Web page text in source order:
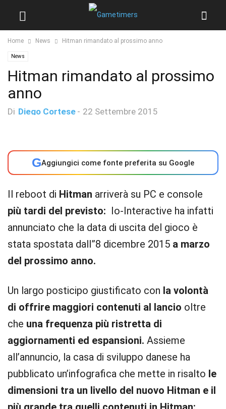
Home News Hitman rimandato al prossimo anno
News
Hitman rimandato al prossimo
anno
Di Diego Cortese - 22 Settembre 2015
GAggiungici come fonte preferita su Google
Il reboot di Hitman arriverà su PC e console
più tardi del previsto: Io-Interactive ha infatti
annunciato che la data di uscita del gioco è
stata spostata dall”8 dicembre 2015 a marzo
del prossimo anno.
Un largo posticipo giustificato con la volontà
di offrire maggiori contenuti al lancio oltre
che una frequenza più ristretta di
aggiornamenti ed espansioni. Assieme
all’annuncio, la casa di sviluppo danese ha
pubblicato un’infografica che mette in risalto le
dimensioni tra un livello del nuovo Hitman e il